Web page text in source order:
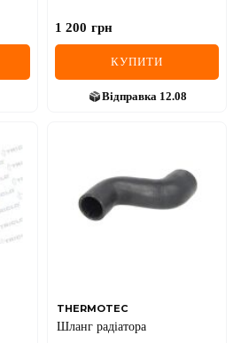
1 200 грн
КУПИТИ
Відправка 12.08
THERMOTEC
Шланг радіатора